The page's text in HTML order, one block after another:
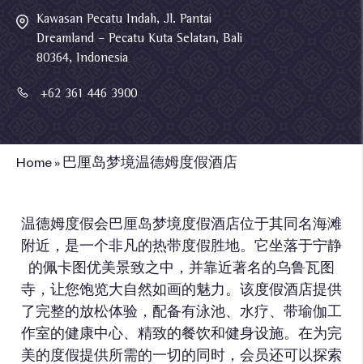
Kawasan Pecatu Indah, Jl. Pantai
Dreamland – Pecatu Kuta Selatan, Bali
80364, Indonesia
+62 361 446 3900
Home » 巴厘岛梦境温德姆度假酒店
温德姆度假会巴厘岛梦境度假酒店位于其同名海滩
附近，是一个非凡的热带度假胜地。它坐落于宁静
的佩卡图优美景致之中，并靠近著名的乌鲁瓦图
寺，让您饱览大自然如画的魅力。该度假酒店提供
了完整的放松体验，配备有泳池、水疗、带瑜伽工
作室的健康中心、精致的餐饮和健身设施。在为完
美的度假提供所需的一切的同时，会员还可以探索